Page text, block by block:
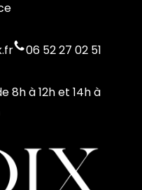
06 52 27 02 51
8h à 12h et 14h à